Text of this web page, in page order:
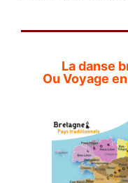
La danse
Ou Voyage